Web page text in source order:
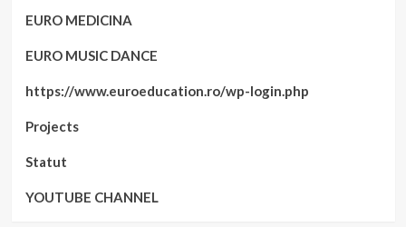
EURO MEDICINA
EURO MUSIC DANCE
https://www.euroeducation.ro/wp-login.php
Projects
Statut
YOUTUBE CHANNEL